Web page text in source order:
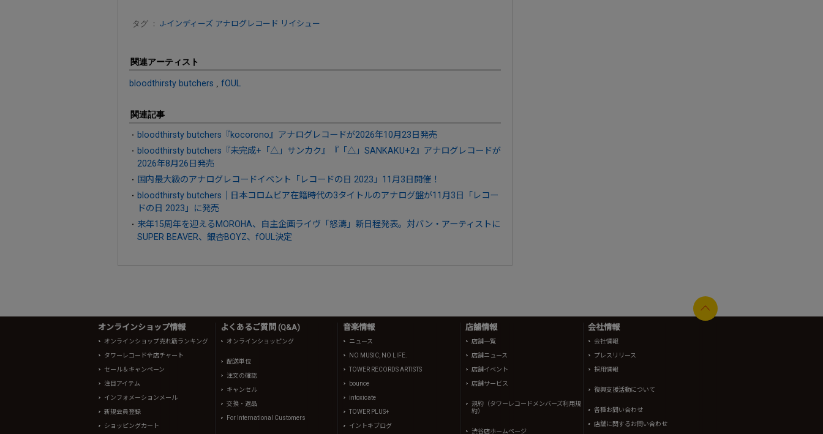
タグ ： J-インディーズ アナログレコード リイシュー
関連アーティスト
bloodthirsty butchers fOUL
関連記事
bloodthirsty butchers『kocorono』アナログレコードが2026年10月23日発売
bloodthirsty butchers『未完成+「△」サンカク』『「△」SANKAKU+2』アナログレコードが
2026年8月26日発売
国内最大級のアナログレコードイベント「レコードの日 2023」11月3日開催！
bloodthirsty butchers｜日本コロムビア在籍時代の3タイトルのアナログ盤が11月3日「レコー
ドの日 2023」に発売
来年15周年を迎えるMOROHA、自主企画ライヴ「怒濤」新日程発表。対バン・アーティストに
SUPER BEAVER、銀杏BOYZ、fOUL決定
オンラインショップ情報
オンラインショップ売れ筋ランキング
タワーレコード全店チャート
セール＆キャンペーン
注目アイテム
インフォメーションメール
新規会員登録
ショッピングカート
よくあるご質問 (Q&A)
オンラインショッピング
配送単位
注文の確認
キャンセル
交換・返品
For International Customers
音楽情報
ニュース
NO MUSIC, NO LIFE.
TOWER RECORDS ARTISTS
bounce
intoxicate
TOWER PLUS+
イントキブログ
店舗情報
店舗一覧
店舗ニュース
店舗イベント
店舗サービス
規約（タワーレコードメンバーズ利用規
約）
渋谷店ホームページ
会社情報
会社情報
プレスリリース
採用情報
復興支援活動について
各種お問い合わせ
店舗に関するお問い合わせ